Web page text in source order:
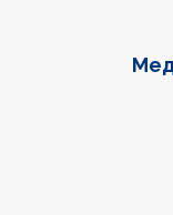
Фуутер